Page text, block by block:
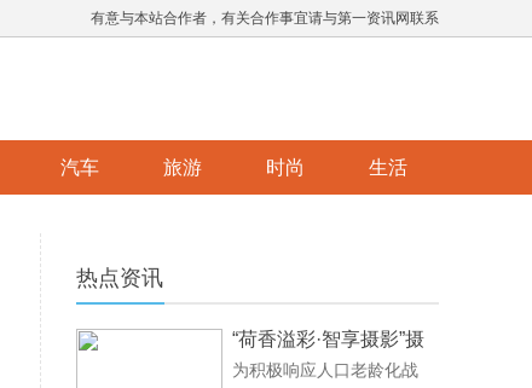
有意与本站合作者，有关合作事宜请与第一资讯网联系
汽车 旅游 时尚 生活
热点资讯
“荷香溢彩·智享摄影”摄
影公益活动成功举办，
为积极响应人口老龄化战